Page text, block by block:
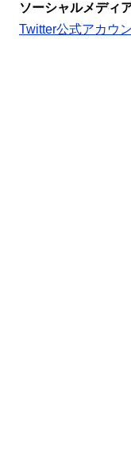
ソーシャルメディ
Twitter公式アカウ